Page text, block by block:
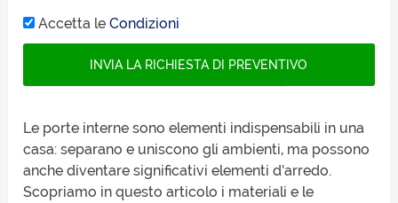
Accetta leCondizioni
Le porte interne sono elementi indispensabili in una
casa: separano e uniscono gli ambienti, ma possono
anche diventare significativi elementi d’arredo.
Scopriamo in questo articolo i materiali e le